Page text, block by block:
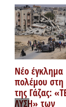
Νέο έγκλημα
πολέμου
της Γάζας:
ΛΥΣΗ» των